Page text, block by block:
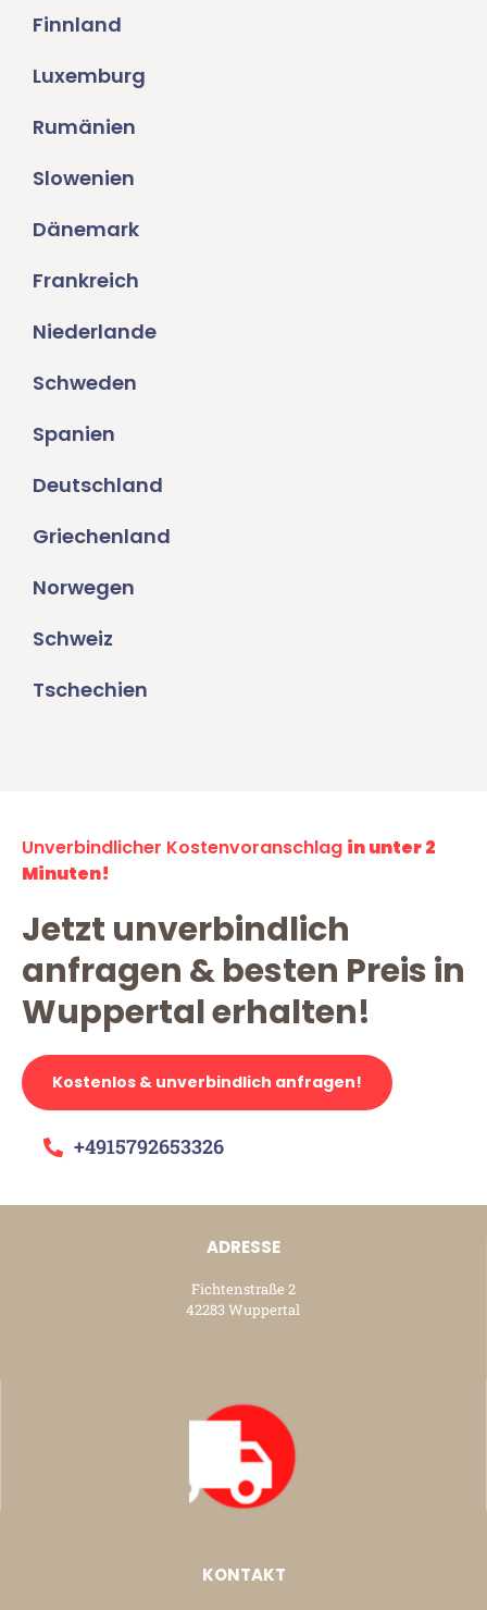
Finnland
Luxemburg
Rumänien
Slowenien
Dänemark
Frankreich
Niederlande
Schweden
Spanien
Deutschland
Griechenland
Norwegen
Schweiz
Tschechien
Unverbindlicher Kostenvoranschlag in unter 2
Minuten!
Jetzt unverbindlich
anfragen & besten Preis in
Wuppertal erhalten!
Kostenlos & unverbindlich anfragen!
+4915792653326
ADRESSE
Fichtenstraße 2
42283 Wuppertal
KONTAKT